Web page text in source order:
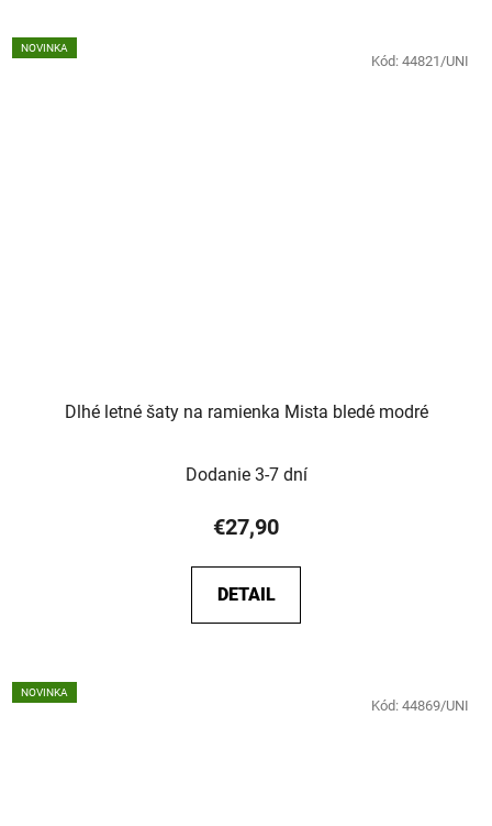
NOVINKA
Dlhé letné šaty na ramienka Mista bledé modré
Dodanie 3-7 dní
€27,90
DETAIL
Kód: 44821/UNI
NOVINKA
Kód: 44869/UNI